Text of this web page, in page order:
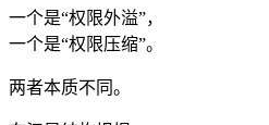
一个是“权限外溢”，
一个是“权限压缩”。
两者本质不同。